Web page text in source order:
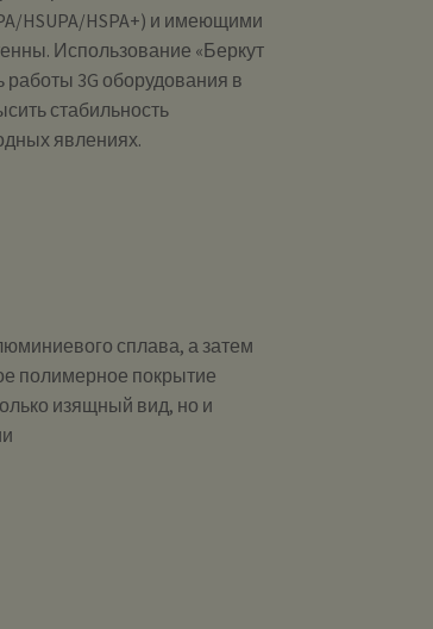
HSUPA/HSPA+) и имеющими
Использование «Беркут
работы 3G оборудования в
стабильность
явлениях.
сплава, а затем
полимерное покрытие
изящный вид, но и